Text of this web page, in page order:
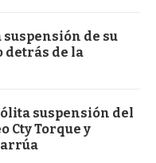
de su
detrás de la
suspensión del
Cty Torque y